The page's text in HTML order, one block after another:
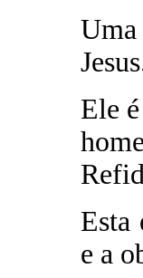
Ele
Esta
e a